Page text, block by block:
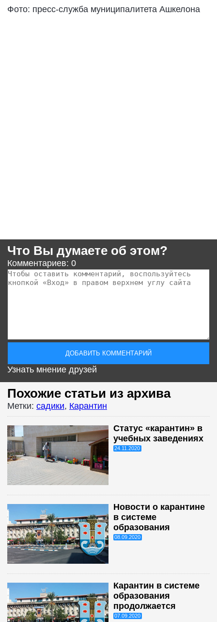
Фото: пресс-служба муниципалитета Ашкелона
Что Вы думаете об этом?
Комментариев: 0
Узнать мнение друзей
Похожие статьи из архива
Метки: садики, Карантин
Статус «карантин» в
учебных заведениях
24.11.2020
Новости о карантине
в системе
образования
08.09.2020
Карантин в системе
образования
продолжается
07.09.2020